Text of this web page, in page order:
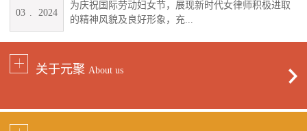
为庆祝国际劳动妇女节，展现新时代女律师积极进取
的精神风貌及良好形象，充...
03 2024
关于元聚 About us